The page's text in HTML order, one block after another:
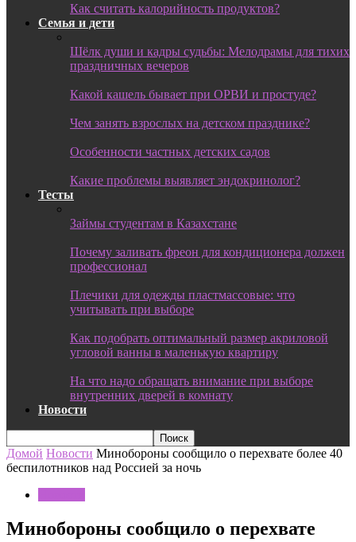
Как считать калорийность продуктов?
Семья и дети
Шёлк души и кадры судьбы: Мелодрамы для тихих
праздничных вечеров
Какой кашель бывает при ОРВИ и простуде?
Чем занять взрослых на детском празднике?
Особенности частных детских садов
Какие проблемы выявляет эндокринолог?
Тесты
Займы студентам в Казахстане
Почему заливать фреон для кондиционера должен
профессионал
Плечики для одежды пластмассовые: что
учитывать при выборе
Как подобрать оптимальный размер акриловой
угловой ванны в маленькую квартиру
На что надо обращать внимание при выборе
внутренних дверей в комнату
Новости
Домой Новости Минобороны сообщило о перехвате более 40
беспилотников над Россией за ночь
Минобороны сообщило о перехвате